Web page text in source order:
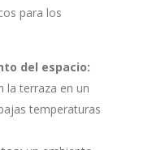
para los
del espacio:
la terraza en un
temperaturas